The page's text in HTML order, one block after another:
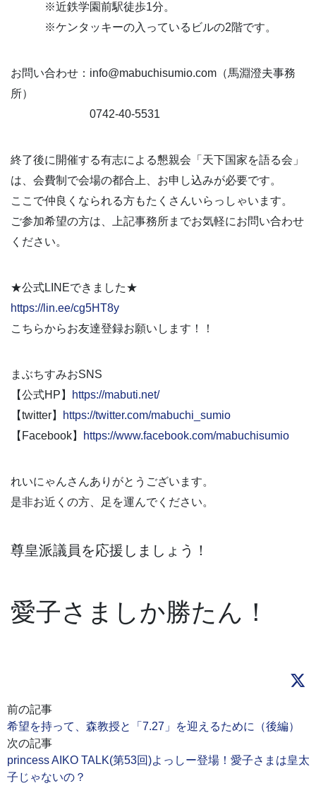
※近鉄学園前駅徒歩1分。
※ケンタッキーの入っているビルの2階です。
お問い合わせ：info@mabuchisumio.com（馬淵澄夫事務
所）
0742-40-5531
終了後に開催する有志による懇親会「天下国家を語る会」
は、会費制で会場の都合上、お申し込みが必要です。
ここで仲良くなられる方もたくさんいらっしゃいます。
ご参加希望の方は、上記事務所までお気軽にお問い合わせ
ください。
★公式LINEできました★
https://lin.ee/cg5HT8y
こちらからお友達登録お願いします！！
まぶちすみおSNS
【公式HP】
https://mabuti.net/
【twitter】
https://twitter.com/mabuchi_sumio
【Facebook】
https://www.facebook.com/mabuchisumio
れいにゃんさんありがとうございます。
是非お近くの方、足を運んでください。
尊皇派議員を応援しましょう！
愛子さましか勝たん！
前の記事
希望を持って、森教授と「7.27」を迎えるために（後編）
次の記事
princess AIKO TALK(第53回)よっしー登場！愛子さまは皇太
子じゃないの？